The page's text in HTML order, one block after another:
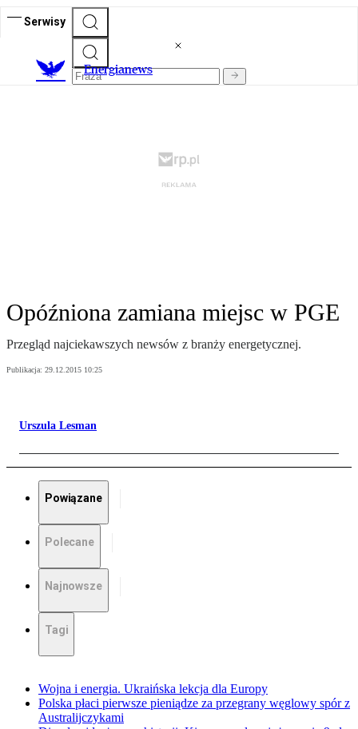
Serwisy
Energianews
Opóźniona zamiana miejsc w PGE
Przegląd najciekawszych newsów z branży energetycznej.
Publikacja: 29.12.2015 10:25
Urszula Lesman
Powiązane
Polecane
Najnowsze
Tagi
Wojna i energia. Ukraińska lekcja dla Europy
Polska płaci pierwsze pieniądze za przegrany węglowy spór z
Australijczykami